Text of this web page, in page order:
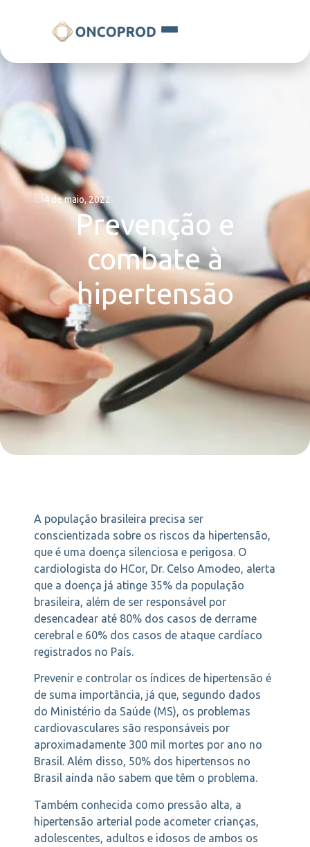
4 de maio, 2022
Prevenção e
combate à
hipertensão
A população brasileira precisa ser
conscientizada sobre os riscos da hipertensão,
que é uma doença silenciosa e perigosa. O
cardiologista do HCor, Dr. Celso Amodeo, alerta
que a doença já atinge 35% da população
brasileira, além de ser responsável por
desencadear até 80% dos casos de derrame
cerebral e 60% dos casos de ataque cardíaco
registrados no País.
Prevenir e controlar os índices de hipertensão é
de suma importância, já que, segundo dados
do Ministério da Saúde (MS), os problemas
cardiovasculares são responsáveis por
aproximadamente 300 mil mortes por ano no
Brasil. Além disso, 50% dos hipertensos no
Brasil ainda não sabem que têm o problema.
Também conhecida como pressão alta, a
hipertensão arterial pode acometer crianças,
adolescentes, adultos e idosos de ambos os